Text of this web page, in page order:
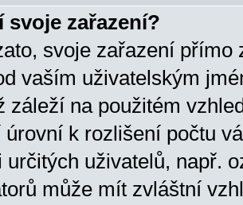
svoje zařazení?
svoje zařazení přímo
vaším uživatelským
záleží na použitém
úrovní k rozlišení počtu
určitých uživatelů, např.
může mít zvláštní